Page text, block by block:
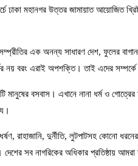
ঢাকা মহানগর উত্তর জামায়াত আয়োজিত
এক অনন্য সাধারণ দেশ, ফুলের
বরং এরাই অপশক্তি। তাই এদের সম্পর্কে
মানুষের বসবাস। এখানে নানা ধর্ম ও
রাহাজানি, দুর্নীতি, লুটপাটসহ কোনো
সব নাগরিকের অধিকার প্রতিষ্ঠায়